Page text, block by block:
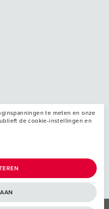
te meten en onze
de cookie-instellingen en